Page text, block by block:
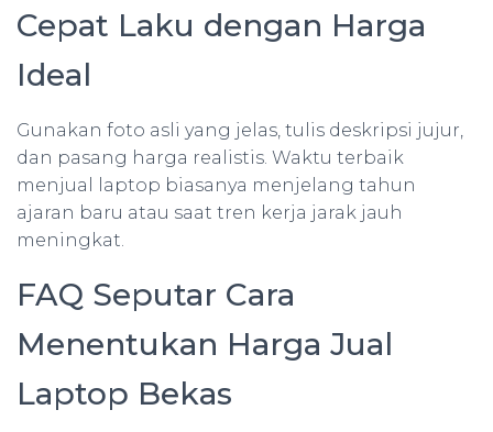
Cepat Laku dengan Harga
Ideal
Gunakan foto asli yang jelas, tulis deskripsi jujur,
dan pasang harga realistis. Waktu terbaik
menjual laptop biasanya menjelang tahun
ajaran baru atau saat tren kerja jarak jauh
meningkat.
FAQ Seputar Cara
Menentukan Harga Jual
Laptop Bekas